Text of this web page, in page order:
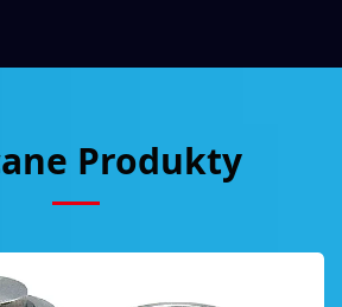
Produkty